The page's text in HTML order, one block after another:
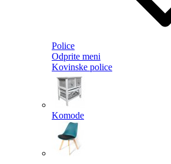
Police
Odprite meni
Kovinske police
Komode